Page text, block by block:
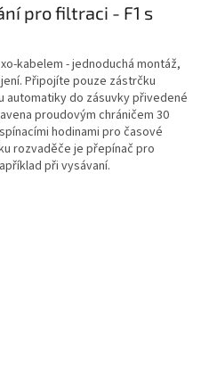
pro filtraci - F1 s
kabelem - jednoduchá montáž,
Připojíte pouze zástrčku
automatiky do zásuvky přivedené
proudovým chráničem 30
hodinami pro časové
rozvaděče je přepínač pro
při vysávaní.